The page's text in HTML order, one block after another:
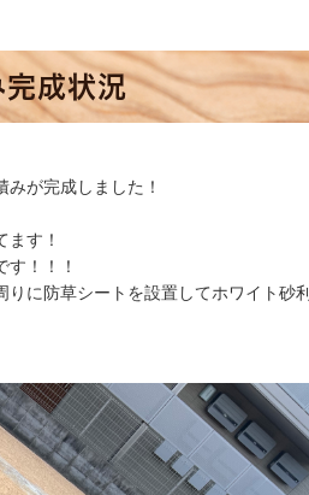
成状況
が完成しました！
す！
！！！
に防草シートを設置してホワイト砂利